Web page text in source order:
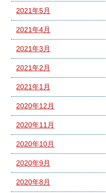
2021年5月
2021年4月
2021年3月
2021年2月
2021年1月
2020年12月
2020年11月
2020年10月
2020年9月
2020年8月